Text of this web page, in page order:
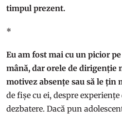
timpul prezent.
*
Eu am fost mai cu un picior
mână, dar orele de dirigenție
motivez absențe sau să le țin
de fișe cu ei, despre
dezbatere. Dacă pun